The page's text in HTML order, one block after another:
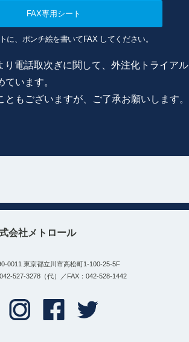
FAX専用シート
に、ポンチ絵を書いてFAX してください。
電話取次ぎに関して、外注化トライアル
います。
ともございますが、ご了承お願いします。
会社メトロール
0011 東京都立川市高松町1-100-25-5F
527-3278（代）／FAX：042-528-1442